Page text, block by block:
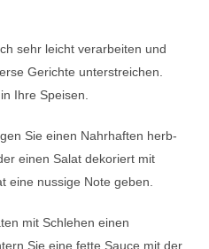
sehr leicht verarbeiten und
Gerichte unterstreichen.
Ihre Speisen.
Sie einen Nahrhaften herb-
einen Salat dekoriert mit
eine nussige Note geben.
mit Schlehen einen
Sie eine fette Sauce mit der